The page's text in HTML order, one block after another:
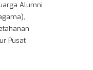
Alumni
Pusat